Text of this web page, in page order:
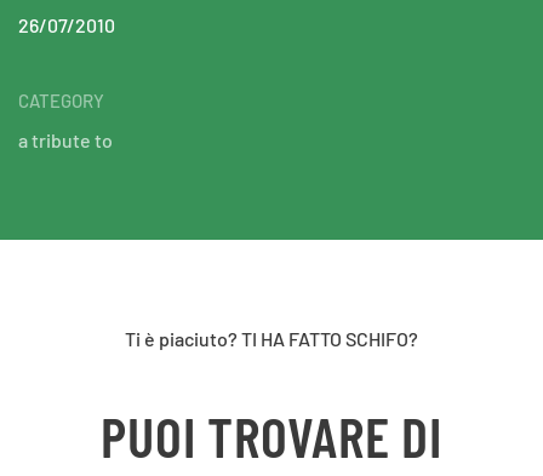
26/07/2010
CATEGORY
a tribute to
Ti è piaciuto? TI HA FATTO SCHIFO?
PUOI TROVARE DI